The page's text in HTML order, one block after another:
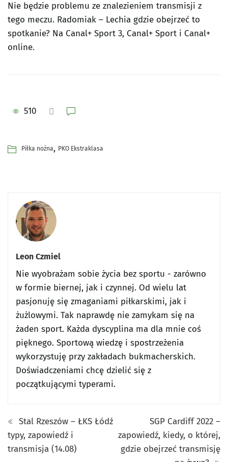
Nie będzie problemu ze znalezieniem transmisji z
tego meczu. Radomiak – Lechia gdzie obejrzeć to
spotkanie? Na Canal+ Sport 3, Canal+ Sport i Canal+
online.
510
Piłka nożna, PKO Ekstraklasa
Leon Czmiel
Nie wyobrażam sobie życia bez sportu - zarówno
w formie biernej, jak i czynnej. Od wielu lat
pasjonuję się zmaganiami piłkarskimi, jak i
żużlowymi. Tak naprawdę nie zamykam się na
żaden sport. Każda dyscyplina ma dla mnie coś
pięknego. Sportową wiedzę i spostrzeżenia
wykorzystuję przy zakładach bukmacherskich.
Doświadczeniami chcę dzielić się z
początkującymi typerami.
Stal Rzeszów – ŁKS Łódź
typy, zapowiedź i
transmisja (14.08)
SGP Cardiff 2022 –
zapowiedź, kiedy, o której,
gdzie obejrzeć transmisję